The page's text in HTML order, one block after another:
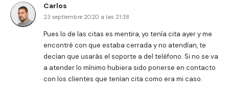
Carlos
23 septiembre 2020 a las 21:38
Pues lo de las citas es mentira, yo tenía cita ayer y me
encontré con que estaba cerrada y no atendían, te
decían que usarás el soporte a del teléfono. Si no se va
a atender lo mínimo hubiera sido ponerse en contacto
con los clientes que tenían cita como era mi caso.